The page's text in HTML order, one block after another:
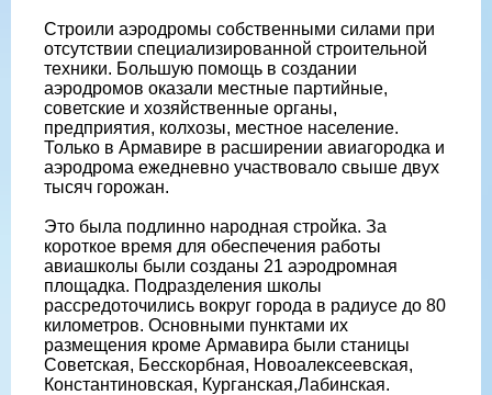
Строили аэродромы собственными силами при
отсутствии специализированной строительной
техники. Большую помощь в создании
аэродромов оказали местные партийные,
советские и хозяйственные органы,
предприятия, колхозы, местное население.
Только в Армавире в расширении авиагородка и
аэродрома ежедневно участвовало свыше двух
тысяч горожан.
Это была подлинно народная стройка. За
короткое время для обеспечения работы
авиашколы были созданы 21 аэродромная
площадка. Подразделения школы
рассредоточились вокруг города в радиусе до 80
километров. Основными пунктами их
размещения кроме Армавира были станицы
Советская, Бесскорбная, Новоалексеевская,
Константиновская, Курганская,Лабинская.